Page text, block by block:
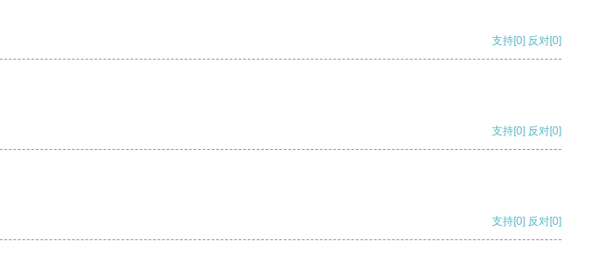
支持[0] 反对[0]
支持[0] 反对[0]
支持[0] 反对[0]